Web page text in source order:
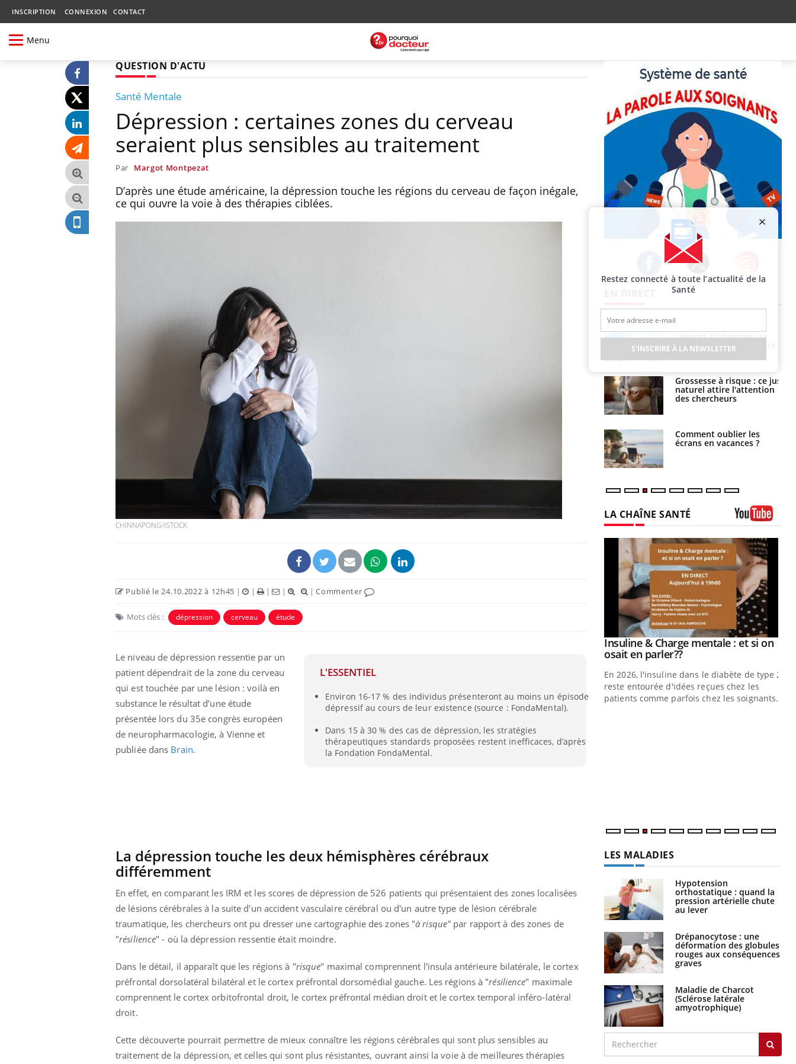
INSCRIPTION CONNEXION CONTACT
Menu
QUESTION D'ACTU
Santé Mentale
Dépression : certaines zones du cerveau
seraient plus sensibles au traitement
Par Margot Montpezat
D’après une étude américaine, la dépression touche les régions du cerveau de façon inégale,
ce qui ouvre la voie à des thérapies ciblées.
CHINNAPONG/ISTOCK
Publié le 24.10.2022 à 12h45 | | | | |Commenter
Mots clés : dépression cerveau étude
L'ESSENTIEL
Environ 16-17 % des individus présenteront au moins un épisode
dépressif au cours de leur existence (source : FondaMental).
Dans 15 à 30 % des cas de dépression, les stratégies
thérapeutiques standards proposées restent inefficaces, d’après
la Fondation FondaMental.
Le niveau de dépression ressentie par un
patient dépendrait de la zone du cerveau
qui est touchée par une lésion : voilà en
substance le résultat d’une étude
présentée lors du 35e congrès européen
de neuropharmacologie, à Vienne et
publiée dans Brain.
La dépression touche les deux hémisphères cérébraux
différemment
En effet, en comparant les IRM et les scores de dépression de 526 patients qui présentaient des zones localisées
de lésions cérébrales à la suite d'un accident vasculaire cérébral ou d'un autre type de lésion cérébrale
traumatique, les chercheurs ont pu dresser une cartographie des zones "à risque" par rapport à des zones de
"résilience" - où la dépression ressentie était moindre.
Dans le détail, il apparaît que les régions à "risque" maximal comprennent l'insula antérieure bilatérale, le cortex
préfrontal dorsolatéral bilatéral et le cortex préfrontal dorsomédial gauche. Les régions à "résilience" maximale
comprennent le cortex orbitofrontal droit, le cortex préfrontal médian droit et le cortex temporal inféro-latéral
droit.
Cette découverte pourrait permettre de mieux connaître les régions cérébrales qui sont plus sensibles au
traitement de la dépression, et celles qui sont plus résistantes, ouvrant ainsi la voie à de meilleures thérapies
Facebook Twitter Instagram
Les troubles du sommeil
modifient votre cerveau !
Mon enfant est-il trop
sensible ou simplement
très empathique ?
Bébés, jeunes enfants :
quelle trousse à
pharmacie pour les
rapport s’interroge sur
son taux élevé en France
Grossesse à risque : ce jus
naturel attire l'attention
des chercheurs
Comment oublier les
écrans en vacances ?
comment le travail
empiète de plus en plus
sur nos soirées
Cancer colorectal : une
stratégie simple aurait
changé la donne au Pays
Chikungunya, dengue,
West Nile : que se passe-
LA CHAÎNE SANTÉ
expliquer ma maladieYoutube
Il y a des sujets qui sont faciles à aborder...
d'autres non ! D'un côté, poser des
questions sur la maladie d'un proche c'est
Carence en fer : comprendre pour
Youtube
Fatigue, irritabilité, brouillard mental ou
même alopécie… Les symptômes de la
carence en fer sont multiples ce qui la rend
Youtube
Insuline & Charge mentale : et si on
osait en parler??Youtube
En 2026, l'insuline dans le diabète de type 2
reste entourée d'idées reçues chez les
patients comme parfois chez les soignants.
Youtube
Eczéma Chronique des Mains : se
préparer pour l’été !
L'été arrive… et avec lui, un tout nouveau
rythme de vie ! Vacances, plage, piscine,
soleil, activités en plein air… Nos mains
LES MALADIES
Hypotension
orthostatique : quand la
pression artérielle chute
au lever
Drépanocytose : une
déformation des globules
rouges aux conséquences
graves
Maladie de Charcot
(Sclérose latérale
amyotrophique)
Restez connecté à toute l’actualité de la
Santé
S'INSCRIRE À LA NEWSLETTER